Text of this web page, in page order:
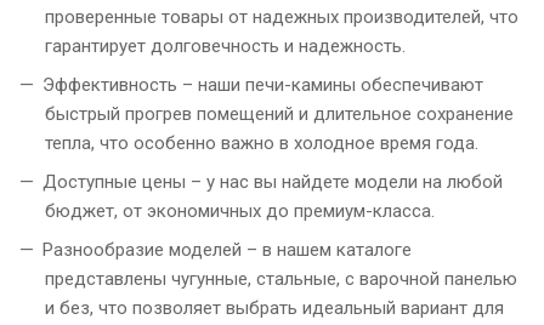
проверенные товары от надежных производителей, что
гарантирует долговечность и надежность.
Эффективность – наши печи-камины обеспечивают
быстрый прогрев помещений и длительное сохранение
тепла, что особенно важно в холодное время года.
Доступные цены – у нас вы найдете модели на любой
бюджет, от экономичных до премиум-класса.
Разнообразие моделей – в нашем каталоге
представлены чугунные, стальные, с варочной панелью
и без, что позволяет выбрать идеальный вариант для